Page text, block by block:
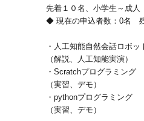
先着１０名、小学生～成人
◆ 現在の申込者数：0名
・人工知能自然会話ロボッ
（解説、人工知能実演）
・Scratchプログラミング
（実習、デモ）
・pythonプログラミング
（実習、デモ）